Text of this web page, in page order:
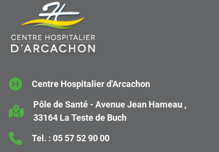
Centre Hospitalier d'Arcachon
Pôle de Santé - Avenue Jean Hameau ,
33164 La Teste de Buch
Tel. : 05 57 52 90 00